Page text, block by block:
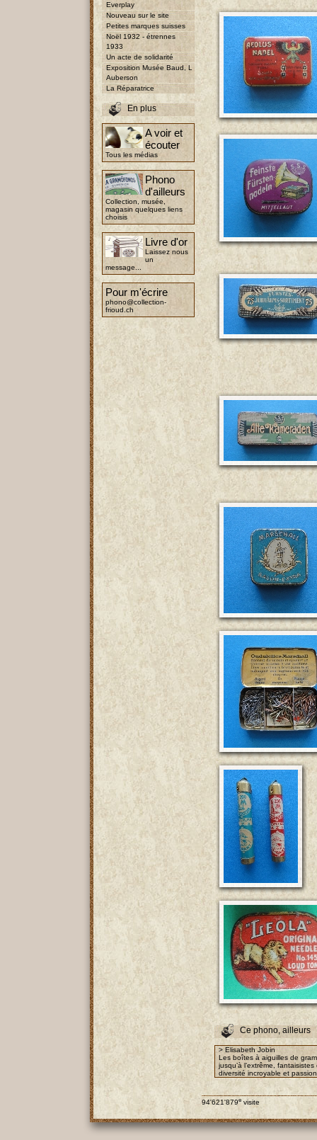
Everplay
Nouveau sur le site
Petites marques suisses
Noël 1932 - étrennes
1933
Un acte de solidarité
Exposition Musée Baud, L
Auberson
La Réparatrice
En plus
A voir et
écouter
Tous les médias
Phono
d'ailleurs
Collection, musée,
magasin quelques liens
choisis
Livre d'or
Laissez nous
un
message...
Pour m'écrire
phono@collection-
frioud.ch
Ce phono, ailleurs
> Elisabeth Jobin
Les boîtes à aiguilles de
jusqu’à l’extrême,
diversité incroyable et
94'621'879e visite